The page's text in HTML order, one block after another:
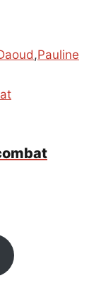
,Pauline